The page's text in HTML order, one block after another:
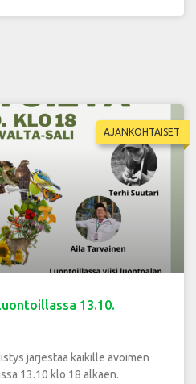
AJANKOHTAISET
13.10.
järjestää kaikille avoimen
13.10 klo 18 alkaen.